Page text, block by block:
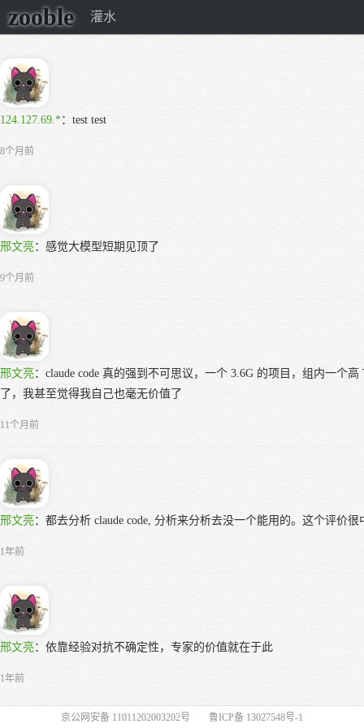
zooble 灌水
124.127.69.*： test test
8个月前
邢文亮 ： 感觉大模型短期见顶了
9个月前
邢文亮 ： claude code 真的强到不可思议，一个 3.6G 的项目，组内一个
了，我甚至觉得我自己也毫无价值了
11个月前
邢文亮 ： 都去分析 claude code, 分析来分析去没一个能用的。这个评价
1年前
邢文亮 ： 依靠经验对抗不确定性，专家的价值就在于此
1年前
京公网安备 11011202003202号 鲁ICP备 13027548号-1